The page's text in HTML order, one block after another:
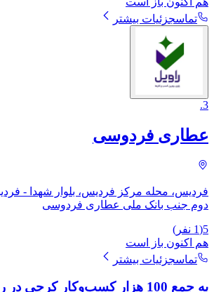
تماسجزئیات بیشتر
3
.
عطاری فردوسی
فردیس، محله مرکز فردیس، بلوار شهدا -
دوم جنب بانک ملی عطاری فردوسی
5
(
1 نفر)
هم اکنون باز است
تماسجزئیات بیشتر
به جمع 100 هزار کسب‌وکار کرجی در راویل بپیوندید